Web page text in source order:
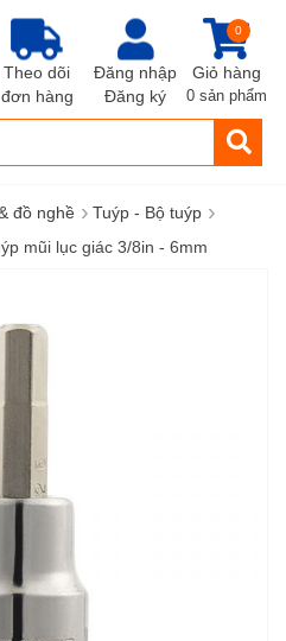
Đăng nhập
Đăng ký
Giỏ hàng
0
0 sản phẩm
Theo dõi
đơn hàng
đồ nghề › Tuýp - Bộ tuýp ›
mũi lục giác 3/8in - 6mm